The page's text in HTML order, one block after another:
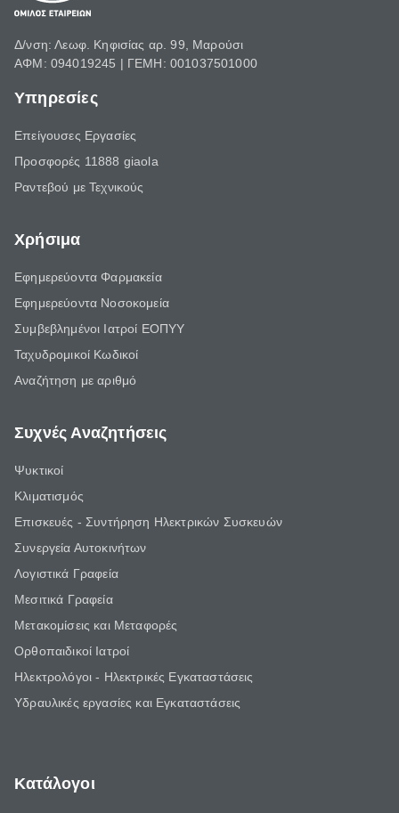
Δ/νση: Λεωφ. Κηφισίας αρ. 99, Μαρούσι
ΑΦΜ: 094019245 | ΓΕΜΗ: 001037501000
Υπηρεσίες
Επείγουσες Εργασίες
Προσφορές 11888 giaola
Ραντεβού με Τεχνικούς
Χρήσιμα
Εφημερεύοντα Φαρμακεία
Εφημερεύοντα Νοσοκομεία
Συμβεβλημένοι Ιατροί ΕΟΠΥΥ
Ταχυδρομικοί Κωδικοί
Αναζήτηση με αριθμό
Συχνές Αναζητήσεις
Ψυκτικοί
Κλιματισμός
Επισκευές - Συντήρηση Ηλεκτρικών Συσκευών
Συνεργεία Αυτοκινήτων
Λογιστικά Γραφεία
Μεσιτικά Γραφεία
Μετακομίσεις και Μεταφορές
Ορθοπαιδικοί Ιατροί
Ηλεκτρολόγοι - Ηλεκτρικές Εγκαταστάσεις
Υδραυλικές εργασίες και Εγκαταστάσεις
Κατάλογοι